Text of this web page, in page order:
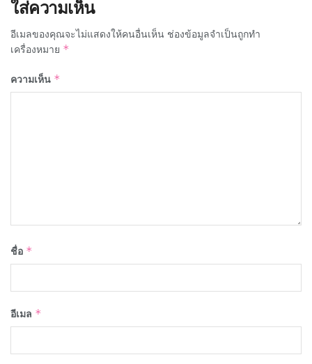
ใส่ความเห็น
อีเมลของคุณจะไม่แสดงให้คนอื่นเห็น ช่องข้อมูลจำเป็นถูกทำ
เครื่องหมาย *
ความเห็น *
ชื่อ *
อีเมล *